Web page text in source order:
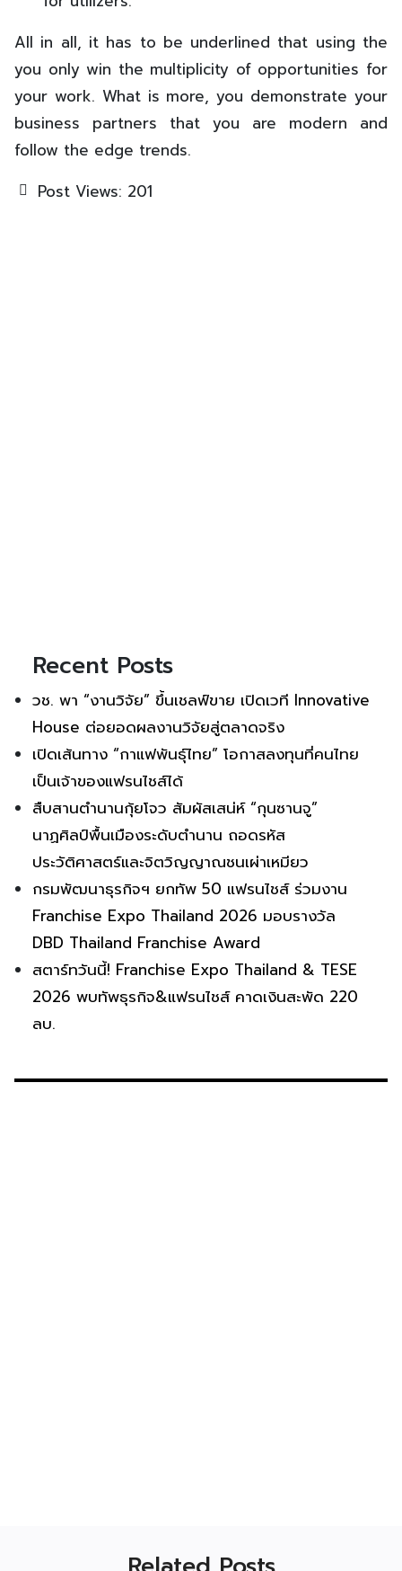
All in all, it has to be underlined that using the
you only win the multiplicity of opportunities for
your work. What is more, you demonstrate your
business partners that you are modern and
follow the edge trends.
Post Views: 201
Recent Posts
วช. พา “งานวิจัย” ขึ้นเชลฟ์ขาย เปิดเวที Innovative
House ต่อยอดผลงานวิจัยสู่ตลาดจริง
เปิดเส้นทาง “กาแฟพันธุ์ไทย” โอกาสลงทุนที่คนไทย
เป็นเจ้าของแฟรนไชส์ได้
สืบสานตำนานกุ้ยโจว สัมผัสเสน่ห์ “กุนซานจู”
นาฏศิลป์พื้นเมืองระดับตำนาน ถอดรหัส
ประวัติศาสตร์และจิตวิญญาณชนเผ่าเหมียว
กรมพัฒนาธุรกิจฯ ยกทัพ 50 แฟรนไชส์ ร่วมงาน
Franchise Expo Thailand 2026 มอบรางวัล
DBD Thailand Franchise Award
สตาร์ทวันนี้! Franchise Expo Thailand & TESE
2026 พบทัพธุรกิจ&แฟรนไชส์ คาดเงินสะพัด 220
ลบ.